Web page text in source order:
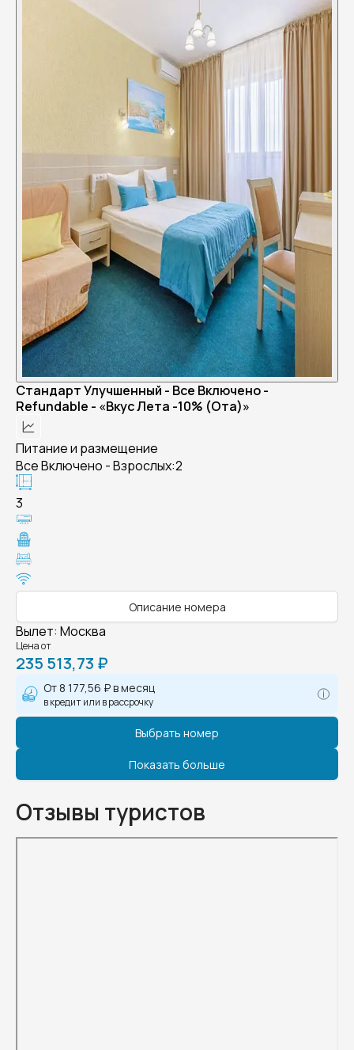
Стандарт Улучшенный - Все Включено -
Refundable - «Вкус Лета -10% (Ота)»
Питание и размещение
Все Включено - Взрослых:2
3
Описание номера
Вылет: Москва
Цена от
235 513,73 ₽
От 8 177,56 ₽в месяц
в кредит или в рассрочку
Выбрать номер
Показать больше
Отзывы туристов